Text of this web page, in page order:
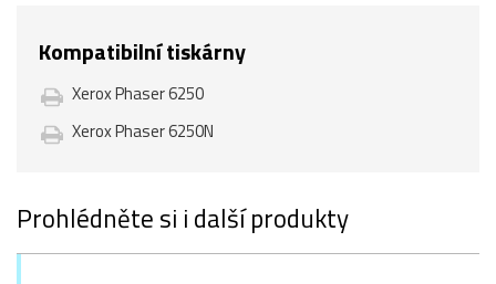
Kompatibilní tiskárny
Xerox Phaser 6250
Xerox Phaser 6250N
Prohlédněte si i další produkty